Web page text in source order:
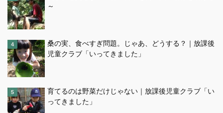
～
桑の実、食べすぎ問題。じゃあ、どうする？｜放課後
児童クラブ「いってきました」
育てるのは野菜だけじゃない｜放課後児童クラブ「い
ってきました」